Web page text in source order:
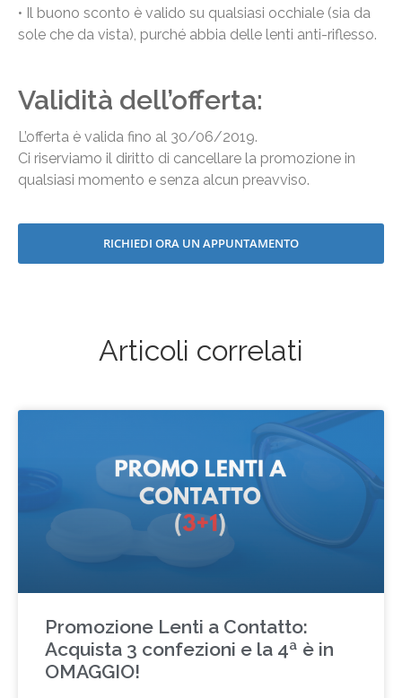
• Il buono sconto è valido su qualsiasi occhiale (sia da
sole che da vista), purché abbia delle lenti anti-riflesso.
Validità dell’offerta:
L’offerta è valida fino al 30/06/2019.
Ci riserviamo il diritto di cancellare la promozione in
qualsiasi momento e senza alcun preavviso.
RICHIEDI ORA UN APPUNTAMENTO
Articoli correlati
Promozione Lenti a Contatto:
Acquista 3 confezioni e la 4ª è in
OMAGGIO!